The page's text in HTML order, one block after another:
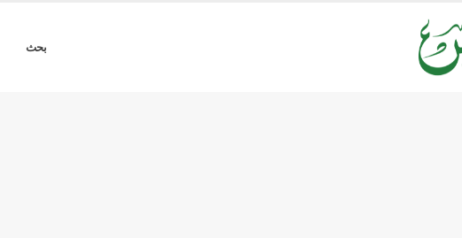
بحث